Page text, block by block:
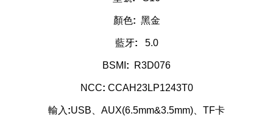
顏色: 黑金
藍牙: 5.0
BSMI : R3D076
NCC: CCAH23LP1243T0
輸入 :USB、AUX(6.5mm&3.5mm)、TF卡